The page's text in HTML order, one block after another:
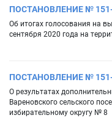
ПОСТАНОВЛЕНИЕ № 151-
Об итогах голосования на
сентября 2020 года на
ПОСТАНОВЛЕНИЕ № 151-
О результатах
Вареновского сельского
избирательному округу № 8